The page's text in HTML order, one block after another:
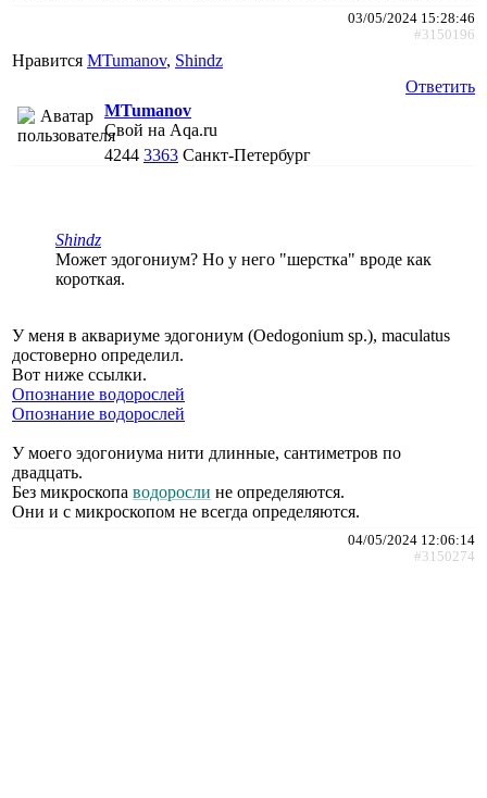
03/05/2024 15:28:46
#3150196
Нравится MTumanov, Shindz
Ответить
MTumanov
Свой на Aqa.ru
4244 3363 Санкт-Петербург
Shindz
Может эдогониум? Но у него "шерстка" вроде как
короткая.
У меня в аквариуме эдогониум (Oedogonium sp.), maculatus
достоверно определил.
Вот ниже ссылки.
Опознание водорослей
Опознание водорослей
У моего эдогониума нити длинные, сантиметров по
двадцать.
Без микроскопа водоросли не определяются.
Они и с микроскопом не всегда определяются.
04/05/2024 12:06:14
#3150274